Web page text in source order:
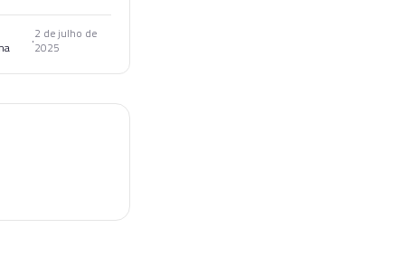
comprometer a
a qualidade do
·2 de julho de
2025